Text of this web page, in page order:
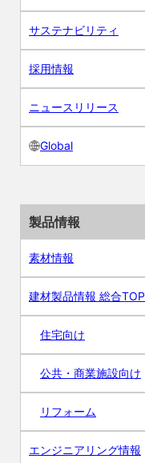
サステナビリティ
採用情報
ニュースリリース
Global
製品情報
素材情報
建材製品情報 総合TOP
住宅向け
公共・商業施設向け
リフォーム
エンジニアリング情報